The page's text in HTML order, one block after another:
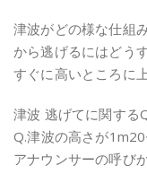
津波がどの様な仕組
から逃げるにはどう
すぐに高いところに
津波 逃げてに関する
Q.津波の高さが
アナウンサーの呼び